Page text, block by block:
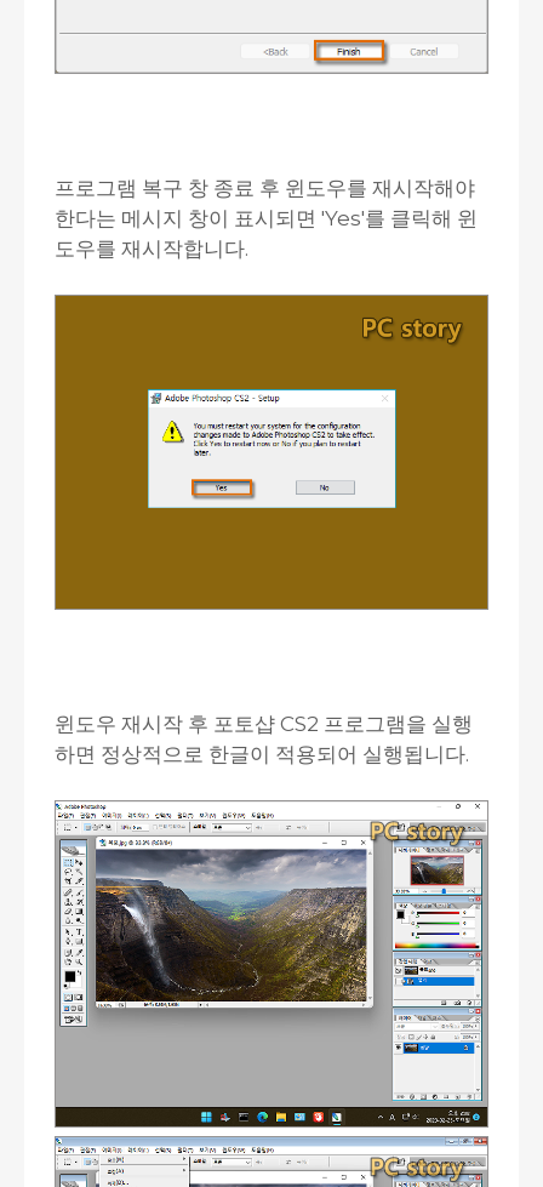
프로그램 복구 창 종료 후 윈도우를 재시작해야
한다는 메시지 창이 표시되면 'Yes'를 클릭해 윈
도우를 재시작합니다.
윈도우 재시작 후 포토샵 CS2 프로그램을 실행
하면 정상적으로 한글이 적용되어 실행됩니다.